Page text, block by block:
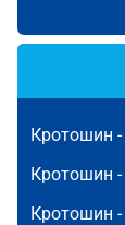
Кротошин -
Кротошин -
Кротошин -